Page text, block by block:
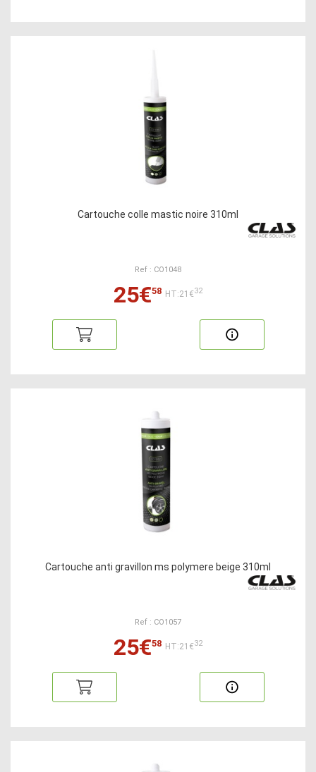
Cartouche colle mastic noire 310ml
Ref : CO1048
25€58 HT:21€32
Cartouche anti gravillon ms polymere beige 310ml
Ref : CO1057
25€58 HT:21€32